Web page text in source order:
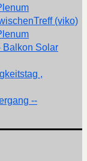
(viko)
Balkon Solar
,
--